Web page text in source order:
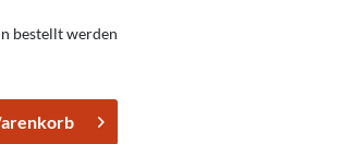
bestellt werden